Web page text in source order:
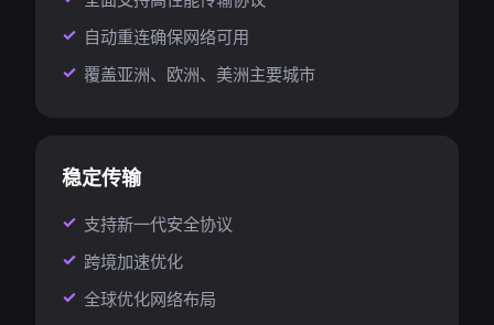
自动重连确保网络可用
覆盖亚洲、欧洲、美洲主要城市
稳定传输
支持新一代安全协议
跨境加速优化
全球优化网络布局